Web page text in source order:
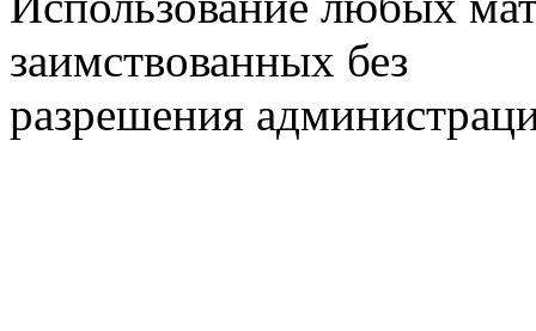
заимствованных без
разрешения